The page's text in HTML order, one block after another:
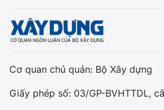
Cơ quan chủ quản: Bộ Xây dựng
Giấy phép số: 03/GP-BVHTTDL,